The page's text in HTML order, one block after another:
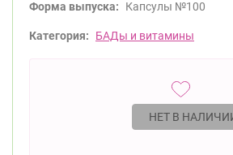
Форма выпуска: Капсулы №100
Категория: БАДы и витамины
НЕТ В